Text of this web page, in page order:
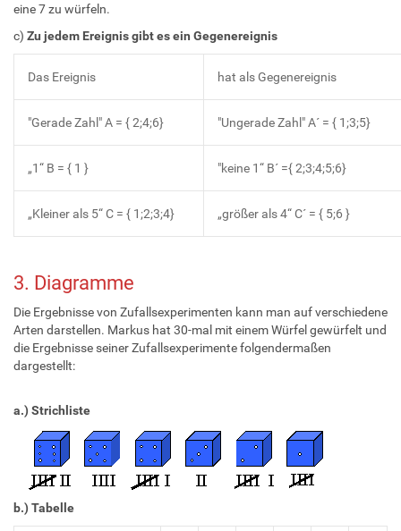
eine 7 zu würfeln.
c) Zu jedem Ereignis gibt es ein Gegenereignis
Das Ereignis hat als Gegenereignis
"Gerade Zahl" A = { 2;4;6} "Ungerade Zahl" A´ = { 1;3;5}
„1“ B = { 1 } "keine 1“ B´ ={ 2;3;4;5;6}
„Kleiner als 5“ C = { 1;2;3;4} „größer als 4“ C´ = { 5;6 }
3. Diagramme
Die Ergebnisse von Zufallsexperimenten kann man auf verschiedene
Arten darstellen. Markus hat 30-mal mit einem Würfel gewürfelt und
die Ergebnisse seiner Zufallsexperimente folgendermaßen
dargestellt:
a.) Strichliste
b.) Tabelle